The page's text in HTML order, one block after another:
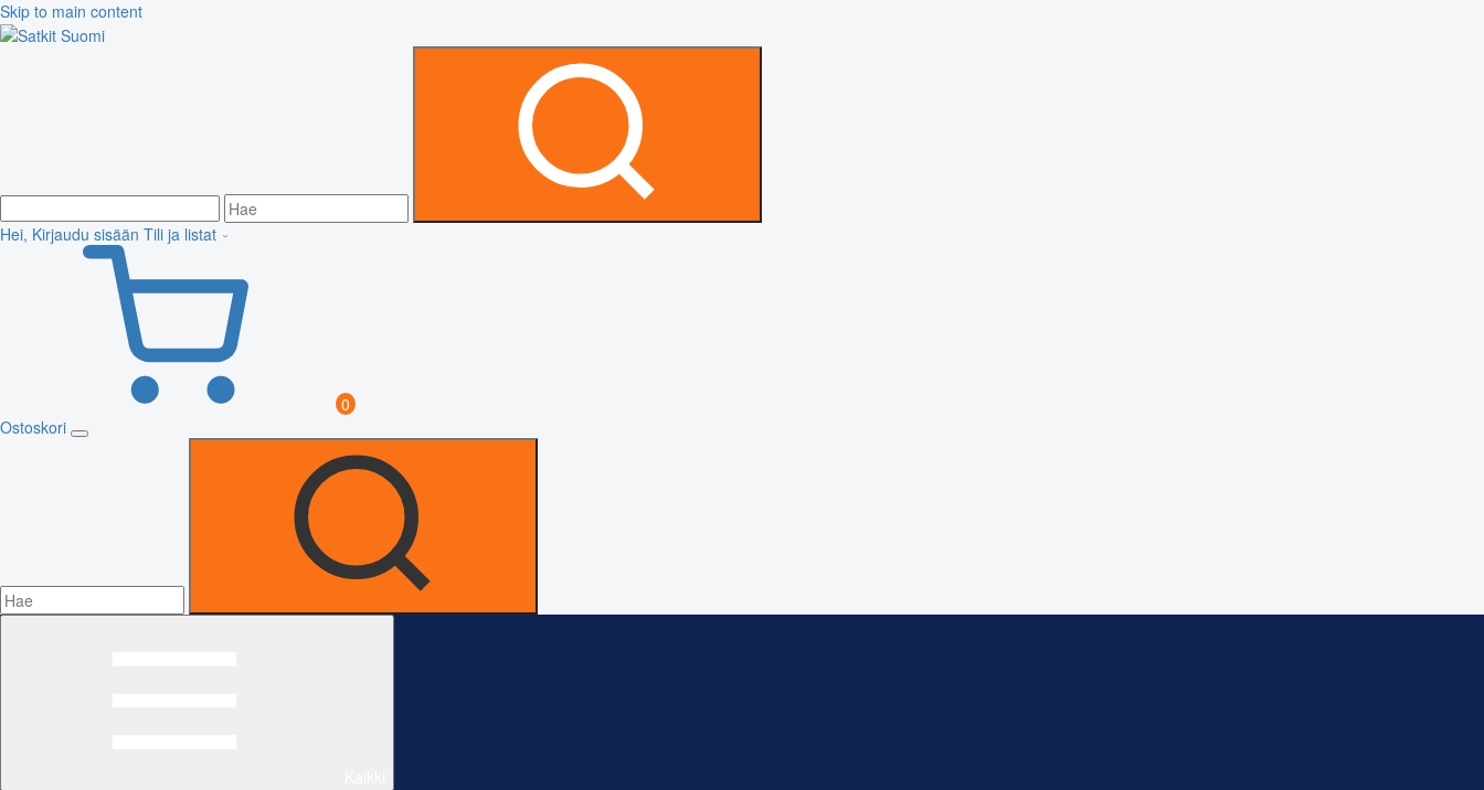
Skip to main content
Hei, Kirjaudu sisään Tili ja listat
0
Ostoskori